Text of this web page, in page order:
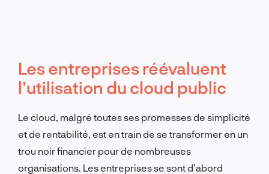
Les entreprises réévaluent
l’utilisation du cloud public
Le cloud, malgré toutes ses promesses de simplicité
et de rentabilité, est en train de se transformer en un
trou noir financier pour de nombreuses
organisations. Les entreprises se sont d’abord